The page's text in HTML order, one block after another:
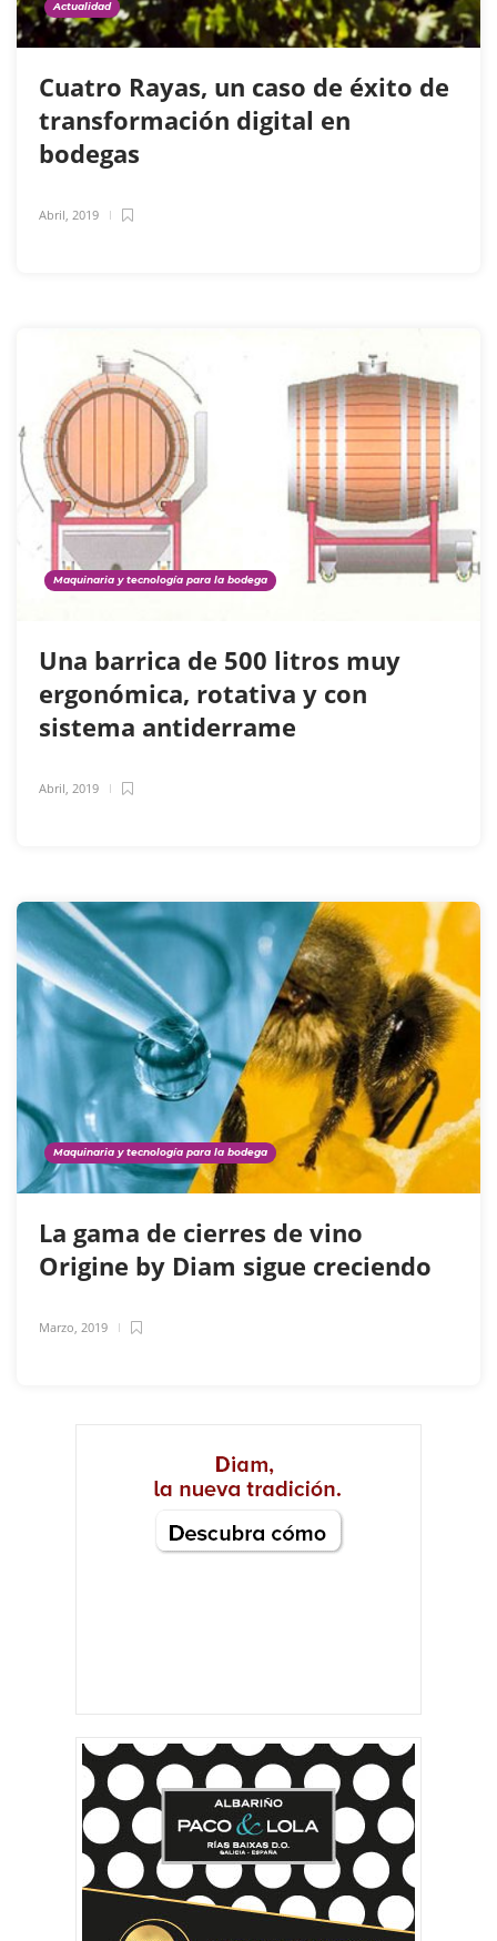
Actualidad
Cuatro Rayas, un caso de éxito de
transformación digital en
bodegas
Abril, 2019
Maquinaria y tecnología para la bodega
Una barrica de 500 litros muy
ergonómica, rotativa y con
sistema antiderrame
Abril, 2019
Maquinaria y tecnología para la bodega
La gama de cierres de vino
Origine by Diam sigue creciendo
Marzo, 2019